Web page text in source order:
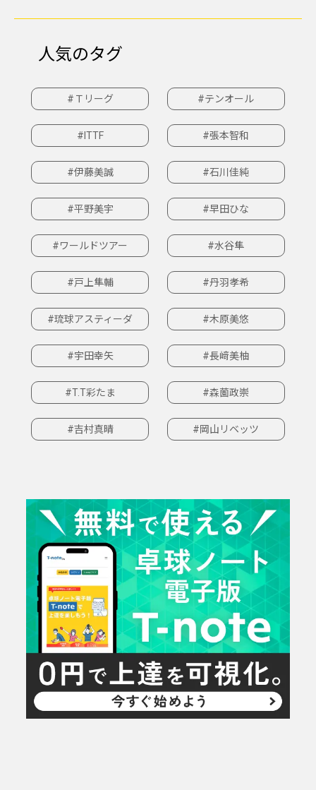
人気のタグ
#Ｔリーグ #テンオール
#ITTF #張本智和
#伊藤美誠 #石川佳純
#平野美宇 #早田ひな
#ワールドツアー #水谷隼
#戸上隼輔 #丹羽孝希
#琉球アスティーダ #木原美悠
#宇田幸矢 #長﨑美柚
#T.T彩たま #森薗政崇
#吉村真晴 #岡山リベッツ